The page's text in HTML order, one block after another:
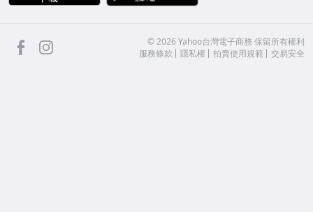
facebook ©2026 Yahoo台灣電子商務 保留所有權利
服務條款
隱私權 拍賣使用規範 交易安全